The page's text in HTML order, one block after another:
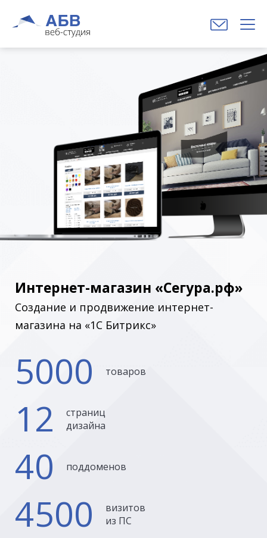
Интернет-магазин «Сегура.рф»
Создание и продвижение интернет-
магазина на «1С Битрикс»
5000 товаров
12
страниц
дизайна
40 поддоменов
4500
визитов
из ПС